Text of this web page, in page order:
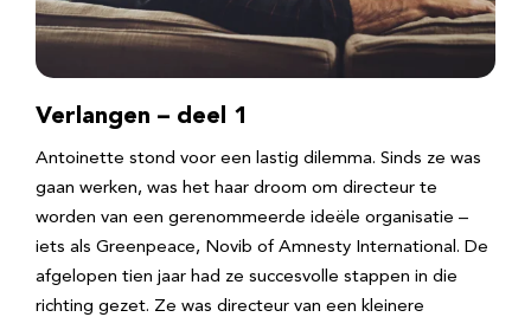
Verlangen – deel 1
Antoinette stond voor een lastig dilemma. Sinds ze was
gaan werken, was het haar droom om directeur te
worden van een gerenommeerde ideële organisatie –
iets als Greenpeace, Novib of Amnesty International. De
afgelopen tien jaar had ze succesvolle stappen in die
richting gezet. Ze was directeur van een kleinere